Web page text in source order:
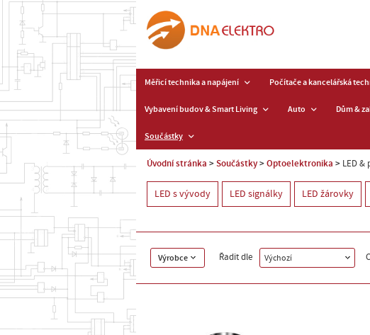
Měřicí technika a napájení Počítače a kancelářská
Vybavení budov & Smart Living Auto Dům &
Součástky
Úvodní stránka Součástky Optoelektronika LED &
LED s vývody LED signálky LED žárovky
Výrobce Řadit dle Výchozí